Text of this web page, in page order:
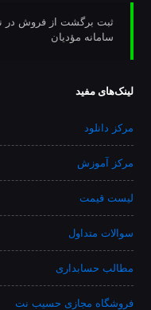
ثبت برگشت از فروش در
سامانه مؤدیان
لینک‌های مفید
مرکز دانلود
مرکز آموزش
لیست قیمت
سوالات متداول
مطالب حسابداری
فروشگاه مجازی حسیب نت